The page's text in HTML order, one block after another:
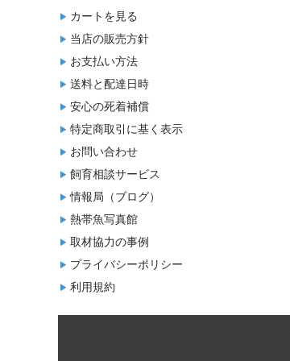
カートを見る
当店の販売方針
お支払い方法
送料と配達日時
安心の死着補償
特定商取引に基く表示
お問い合わせ
飼育相談サービス
情報局（ブログ）
熱帯魚写真館
取材協力の事例
プライバシーポリシー
利用規約